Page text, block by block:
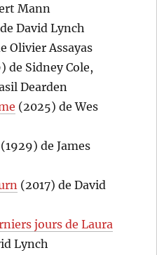
Mann
David Lynch
Olivier Assayas
de Sidney Cole,
Dearden
(2025) de Wes
(1929) de James
(2017) de David
jours de Laura
Lynch